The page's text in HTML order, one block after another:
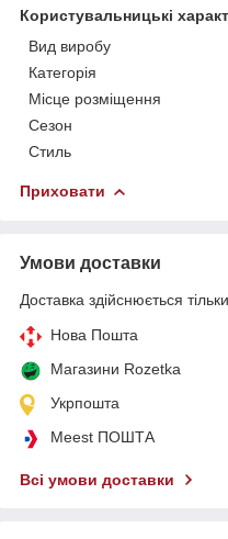
Користувальницькі
Вид виробу
Категорія
Місце розміщення
Сезон
Стиль
Приховати
Умови доставки
Доставка здійснюється
Нова Пошта
Магазини Rozetka
Укрпошта
Meest ПОШТА
Всі умови доставки